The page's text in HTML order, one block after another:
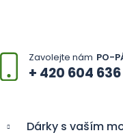
+ 420 604
Dárky s vaším